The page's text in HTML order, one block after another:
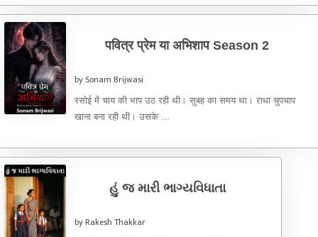
पवित्र प्रेम या अभिशाप Season 2
by Sonam Brijwasi
रसोई में चाय की भाप उठ रही थी। सुबह का समय था। राधा चुपचाप
खाना बना रही थी। उसके ...
હું જ મારી ભાગ્યવિધાતા
by Rakesh Thakkar